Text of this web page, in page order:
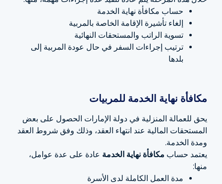
حساب مكافأة نهاية الخدمة
إلغاء تأشيرة الإقامة الخاصة بالمربية
تسوية الراتب والمستحقات النهائية
ترتيب إجراءات السفر في حال عودة المربية إلى
بلدها
مكافأة نهاية الخدمة للمربيات
يحق للعمالة المنزلية في دولة الإمارات الحصول على بعض
المستحقات المالية عند انتهاء العقد، وذلك وفق شروط العقد
ومدة الخدمة.
يعتمد حساب مكافأة نهاية الخدمة عادة على عدة عوامل،
منها:
مدة العمل الكاملة لدى الأسرة